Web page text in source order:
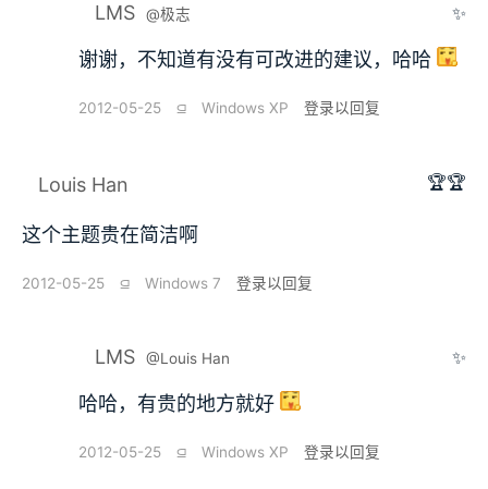
LMS @极志 ✨
谢谢，不知道有没有可改进的建议，哈哈
2012-05-25 ⫑ Windows XP 登录以回复
Louis Han 🏆🏆
这个主题贵在简洁啊
2012-05-25 ⫑ Windows 7 登录以回复
LMS @Louis Han ✨
哈哈，有贵的地方就好
2012-05-25 ⫑ Windows XP 登录以回复